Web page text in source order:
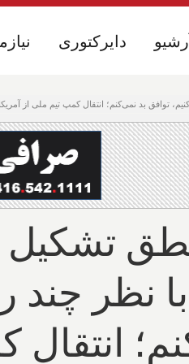
توافق بد نمی‌کنم؛ انتقال کمپ تیم ملی از
دایرکتوری
دایرکتوری
تشکیل
نظر چند
انتقال